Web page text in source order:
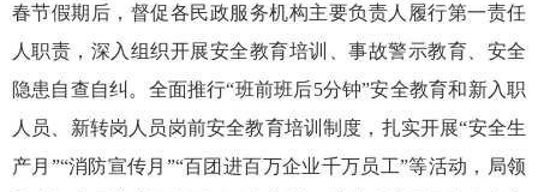
春节假期后，督促各民政服务机构主要负责人履行第一责任
人职责，深入组织开展安全教育培训、事故警示教育、安全
隐患自查自纠。全面推行“班前班后5分钟”安全教育和新入职
人员、新转岗人员岗前安全教育培训制度，扎实开展“安全生
产月”“消防宣传月”“百团进百万企业千万员工”等活动，局领